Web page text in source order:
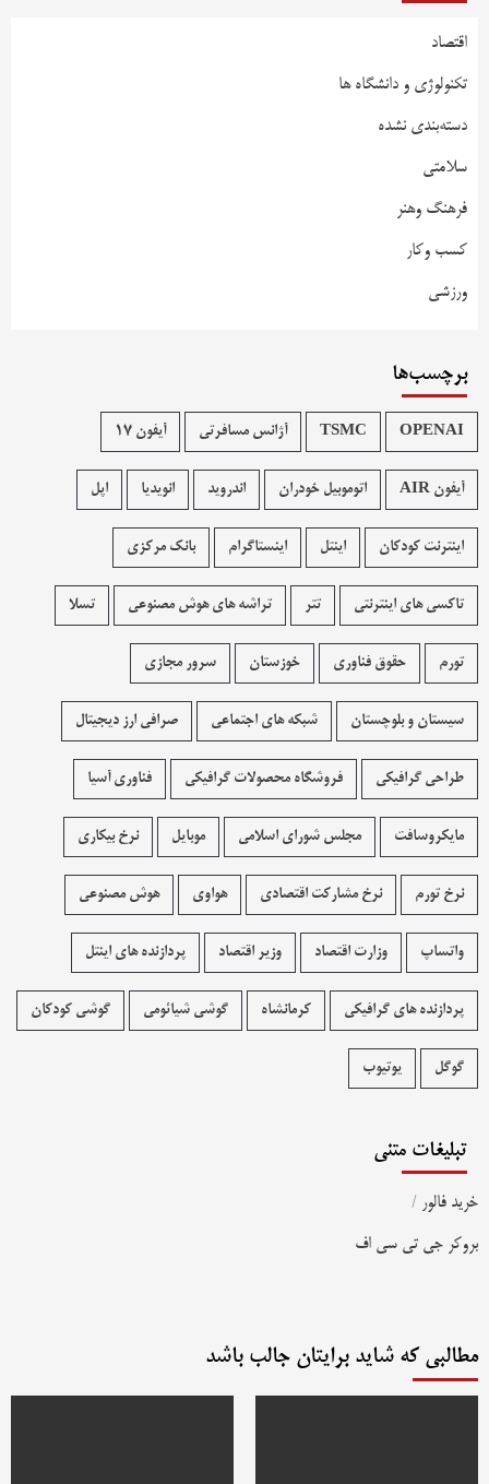
اقتصاد
تکنولوژی و دانشگاه ها
دسته‌بندی نشده
سلامتی
فرهنگ وهنر
کسب وکار
ورزشی
برچسب‌ها
OPENAI
TSMC آژانس مسافرتی آیفون 17
آیفون AIR اتوموبیل خودران اندروید انویدیا اپل
اینترنت کودکان اینتل اینستاگرام بانک مرکزی
تاکسی های اینترنتی تتر تراشه های هوش مصنوعی تسلا
تورم حقوق فناوری خوزستان سرور مجازی
سیستان و بلوچستان شبکه های اجتماعی صرافی ارز دیجیتال
طراحی گرافیکی فروشگاه محصولات گرافيکی فناوری آسیا
مایکروسافت مجلس شورای اسلامی موبایل نرخ بیکاری
نرخ تورم نرخ مشارکت اقتصادی هواوی هوش مصنوعی
واتساپ وزارت اقتصاد وزیر اقتصاد پردازنده های اینتل
پردازنده های گرافیکی کرمانشاه گوشی شیائومی گوشی کودکان
گوگل یوتیوب
تبلیغات متنی
خرید فالور /
بروکر جی تی سی اف
مطالبی که شاید برایتان جالب باشد